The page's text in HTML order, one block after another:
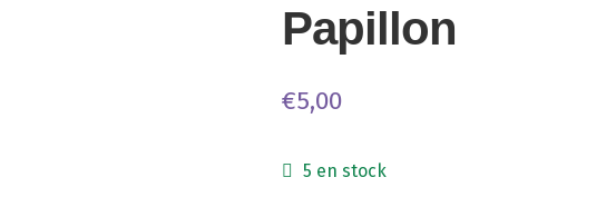
Papillon
€5,00
5 en stock